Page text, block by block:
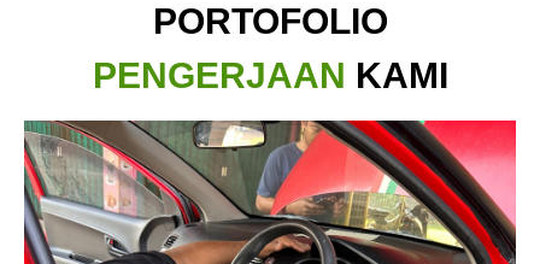
PORTOFOLIO
PENGERJAAN KAMI